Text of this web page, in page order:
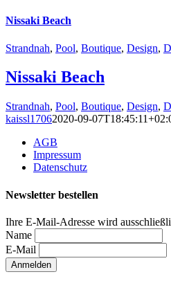
Nissaki Beach
Strandnah, Pool, Boutique, Design,
Nissaki Beach
Strandnah, Pool, Boutique, Design,
kaissl17062020-09-
AGB
Impressum
Datenschutz
Newsletter bestellen
Ihre E-Mail-Adresse wird
Name
E-Mail